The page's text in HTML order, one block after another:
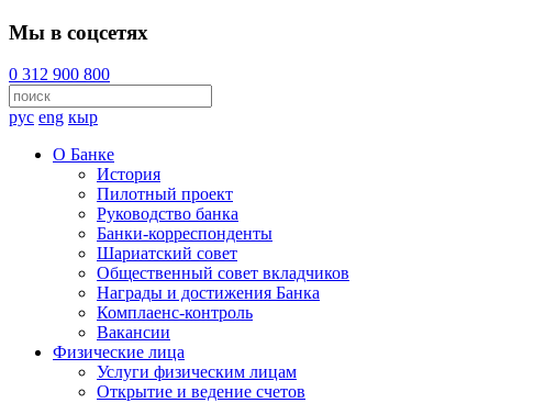
Мы в соцсетях
0 312 900 800
рус eng кыр
О Банке
История
Пилотный проект
Руководство банка
Банки-корреспонденты
Шариатский совет
Общественный совет вкладчиков
Награды и достижения Банка
Комплаенс-контроль
Вакансии
Физические лица
Услуги физическим лицам
Открытие и ведение счетов